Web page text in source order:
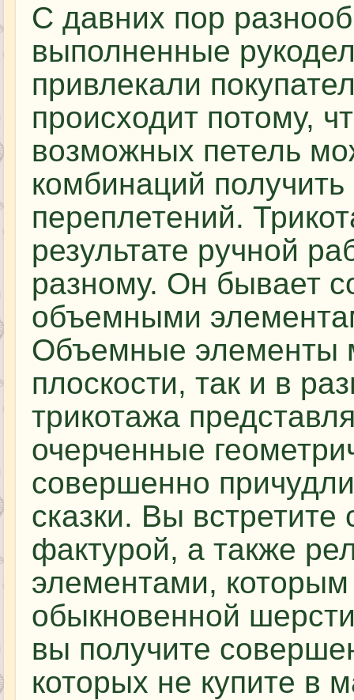
С давних пор
выполненные
привлекали
происходит потому,
возможных петель
комбинаций
переплетений.
результате ручной
разному. Он бывает
объемными
Объемные элементы
плоскости, так и в
трикотажа
очерченные
совершенно
сказки. Вы
фактурой, а также
элементами,
обыкновенной
вы получите
которых не купите в